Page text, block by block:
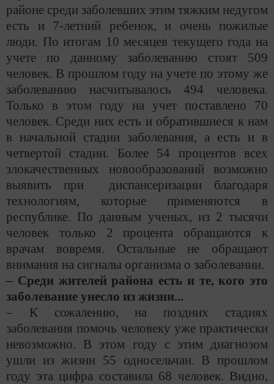
районе среди заболевших этим тяжким недугом
есть и 7-летний ребенок, и очень пожилые
люди. По итогам 10 месяцев текущего года на
учете по данному заболеванию стоят 509
человек. В прошлом году на учете по этому же
заболеванию насчитывалось 494 человека.
Только в этом году на учет поставлено 70
человек. Среди них есть и обратившиеся к нам
в начальной стадии заболевания, а есть и в
четвертой стадии. Более 54 процентов всех
злокачественных новообразований возможно
выявить при диспансеризации благодаря
технологиям, которые применяются в
республике. По данным ученых, из 2 тысячи
человек только 2 процента обращаются к
врачам вовремя. Остальные не обращают
внимания на сигналы организма о заболевании.
– Среди жителей района есть и те, кого это
заболевание унесло из жизни...
– К сожалению, на поздних стадиях
заболевания помочь человеку уже практически
невозможно. В этом году с этим диагнозом
ушли из жизни 55 односельчан. В прошлом
году эта цифра составила 68 человек. Видно,